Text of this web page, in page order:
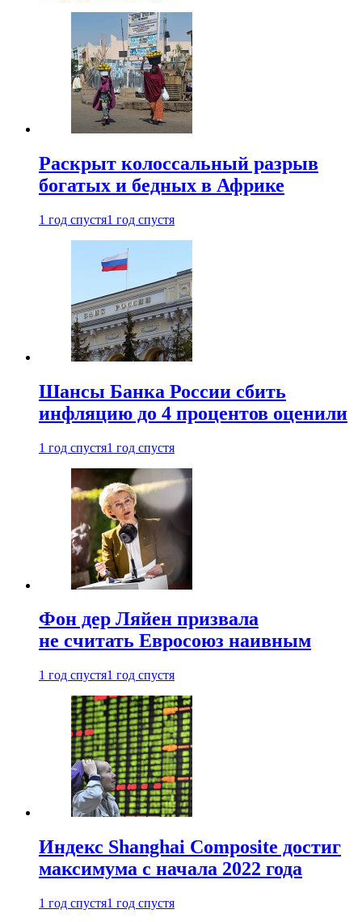
Раскрыт колоссальный разрыв
богатых и бедных в Африке
1 год спустя1 год спустя
Шансы Банка России сбить
инфляцию до 4 процентов оценили
1 год спустя1 год спустя
Фон дер Ляйен призвала
не считать Евросоюз наивным
1 год спустя1 год спустя
Индекс Shanghai Composite достиг
максимума с начала 2022 года
1 год спустя1 год спустя